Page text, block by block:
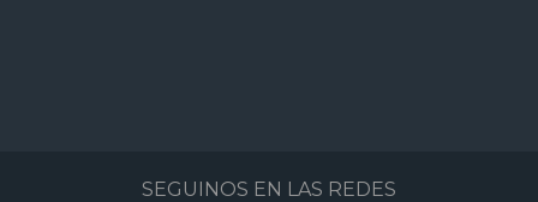
SEGUINOS EN LAS REDES